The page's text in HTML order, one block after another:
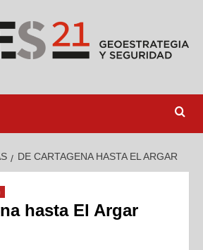
DE CARTAGENA HASTA EL ARGAR
hasta El Argar